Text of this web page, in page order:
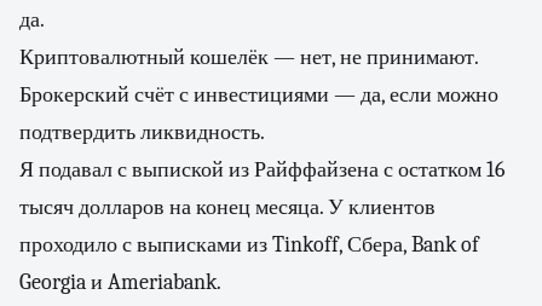
да.
Криптовалютный кошелёк — нет, не принимают.
Брокерский счёт с инвестициями — да, если можно
подтвердить ликвидность.
Я подавал с выпиской из Райффайзена с остатком 16
тысяч долларов на конец месяца. У клиентов
проходило с выписками из Tinkoff, Сбера, Bank of
Georgia и Ameriabank.